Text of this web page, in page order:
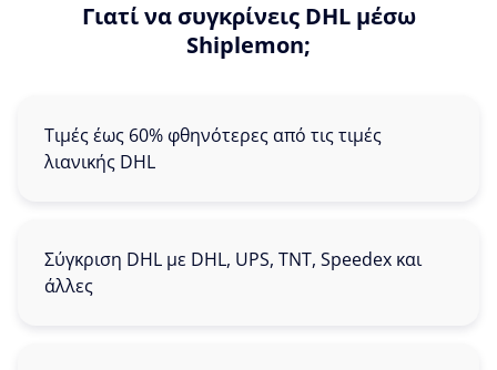
Γιατί να συγκρίνεις DHL μέσω
Shiplemon;
Τιμές έως 60% φθηνότερες από τις τιμές
λιανικής DHL
Σύγκριση DHL με DHL, UPS, TNT, Speedex και
άλλες